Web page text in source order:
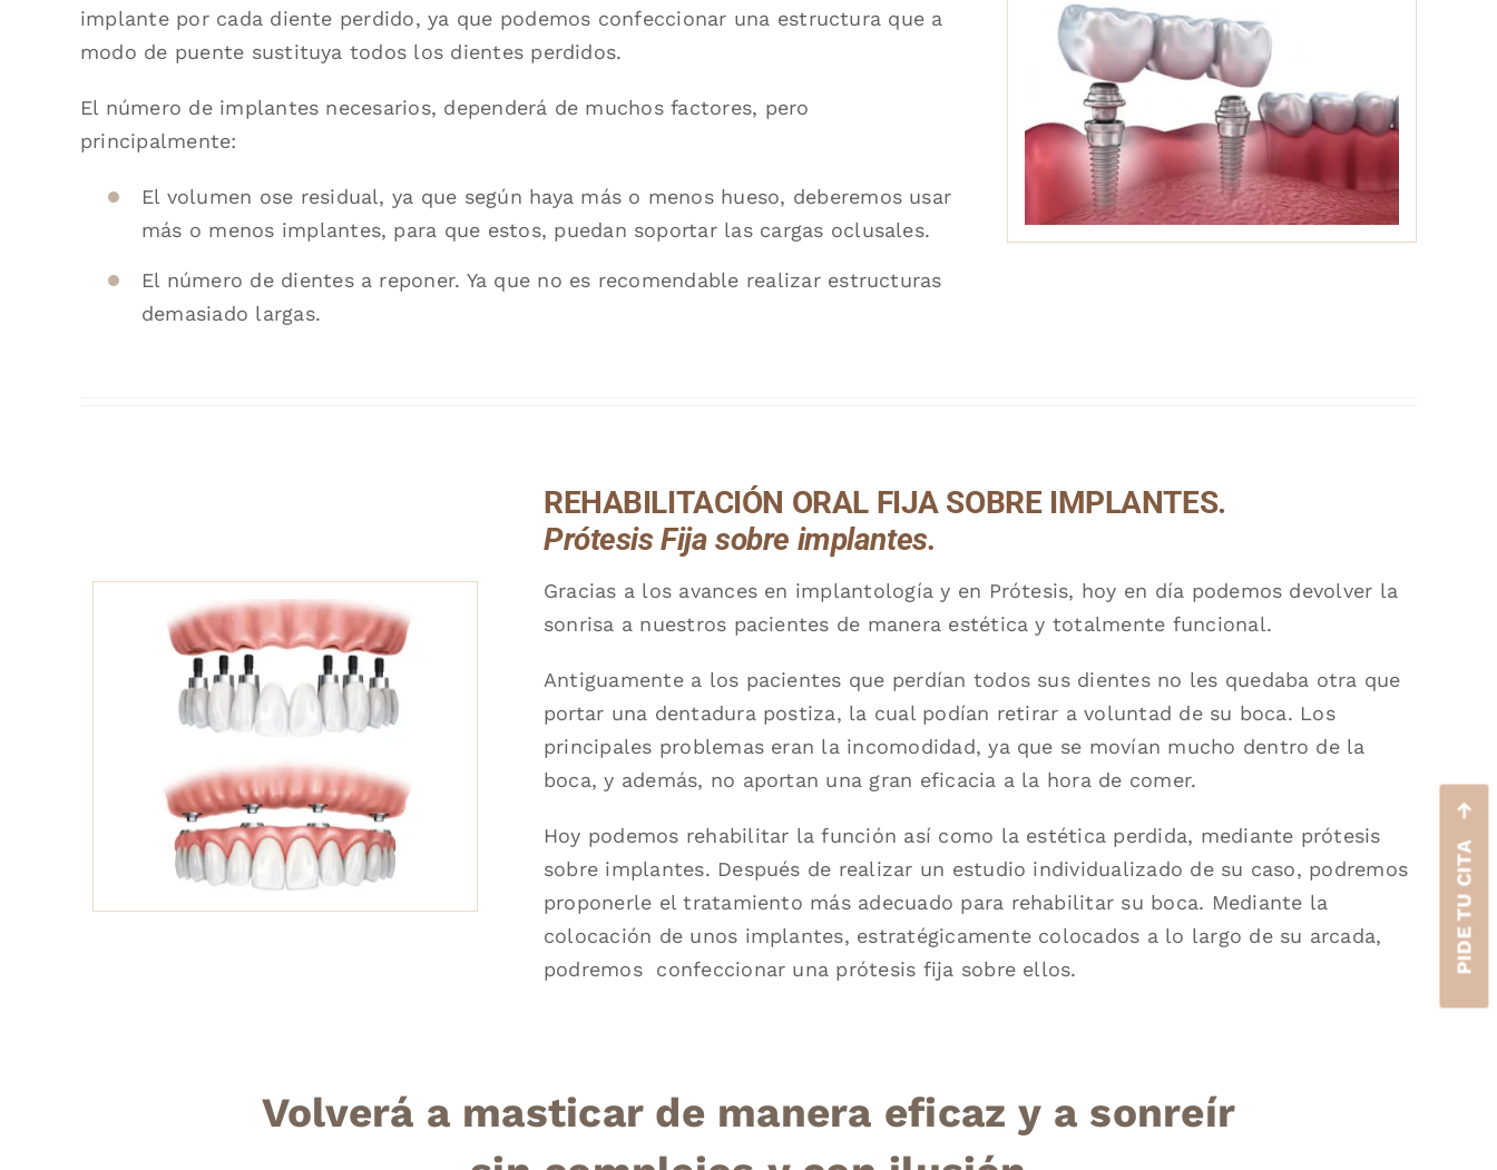
implante por cada diente perdido, ya que podemos confeccionar una estructura que a
modo de puente sustituya todos los dientes perdidos.
El número de implantes necesarios, dependerá de muchos factores, pero
principalmente:
El volumen ose residual, ya que según haya más o menos hueso, deberemos usar
más o menos implantes, para que estos, puedan soportar las cargas oclusales.
El número de dientes a reponer. Ya que no es recomendable realizar estructuras
demasiado largas.
REHABILITACIÓN ORAL FIJA SOBRE IMPLANTES.
Prótesis Fija sobre implantes.
Gracias a los avances en implantología y en Prótesis, hoy en día podemos devolver la
sonrisa a nuestros pacientes de manera estética y totalmente funcional.
Antiguamente a los pacientes que perdían todos sus dientes no les quedaba otra que
portar una dentadura postiza, la cual podían retirar a voluntad de su boca. Los
principales problemas eran la incomodidad, ya que se movían mucho dentro de la
boca, y además, no aportan una gran eficacia a la hora de comer.
Hoy podemos rehabilitar la función así como la estética perdida, mediante prótesis
sobre implantes. Después de realizar un estudio individualizado de su caso, podremos
proponerle el tratamiento más adecuado para rehabilitar su boca. Mediante la
colocación de unos implantes, estratégicamente colocados a lo largo de su arcada,
podremos confeccionar una prótesis fija sobre ellos.
Volverá a masticar de manera eficaz y a sonreír
PIDE TU CITA